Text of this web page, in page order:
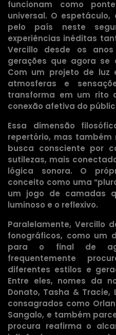
funcionam como
universal. O
pelo país neste
experiências inéditas
Vercillo desde os
gerações que agora se
Com um projeto de luz
atmosferas e
transforma em um rito
conexão afetiva do
Essa dimensão
repertório, mas
busca consciente por
sutilezas, mais
lógica sonora. O
conceito como uma
um jogo de camadas
luminoso e o reflexivo.
Paralelamente, Vercillo
fonográficos, como um
para o final de
frequentemente
diferentes estilos e
Entre eles, nomes da
Donato, Tasha & Tracie,
consagrados como
Sangalo, e também
procura reafirma o